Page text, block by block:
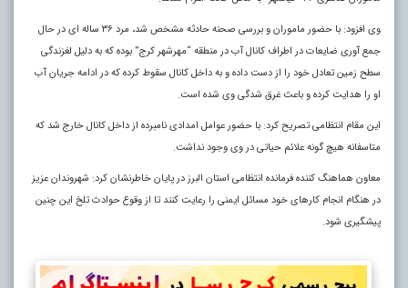
وی افزود: با حضور ماموران و بررسی صحنه حادثه مشخص شد، مرد ۳۶ ساله ای در حال
جمع آوری ضایعات در اطراف کانال آب در منطقه “مهرشهر کرج” بوده که به دلیل لغزندگی
سطح زمین تعادل خود را از دست داده و به داخل کانال سقوط کرده که در ادامه جریان آب
او را هدایت کرده و باعث غرق شدگی وی شده است.
این مقام انتظامی تصریح کرد: با حضور عوامل امدادی نامبرده از داخل کانال خارج شد که
متاسفانه هیچ گونه علائم حیاتی در وی وجود نداشت.
معاون هماهنگ کننده فرمانده انتظامی استان البرز در پایان خاطرنشان کرد: شهروندان عزیز
در هنگام انجام کارهای خود مسائل ایمنی را رعایت کنند تا از وقوع حوادث تلخ این چنین
پیشگیری شود.